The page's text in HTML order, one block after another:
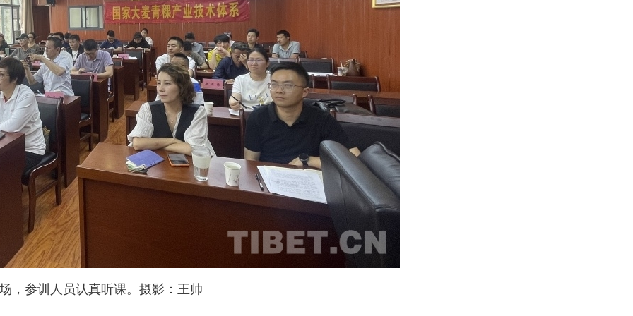
，参训人员认真听课。摄影：王帅